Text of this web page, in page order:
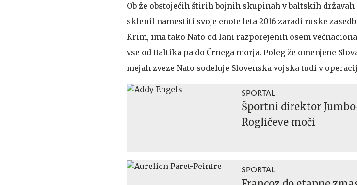
Ob že obstoječih štirih bojnih skupinah v baltskih
sklenil namestiti svoje enote leta 2016 zaradi ruske
Krim, ima tako Nato od lani razporejenih osem
vse od Baltika pa do Črnega morja. Poleg že omenjene
mejah zveze Nato sodeluje Slovenska vojska tudi v
SPORTAL
Športni direktor
Rogličeve moči
SPORTAL